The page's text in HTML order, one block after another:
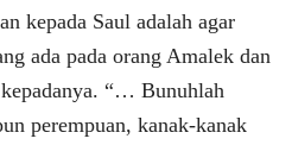
kepada Saul adalah agar
ada pada orang Amalek dan
“… Bunuhlah
perempuan, kanak-kanak